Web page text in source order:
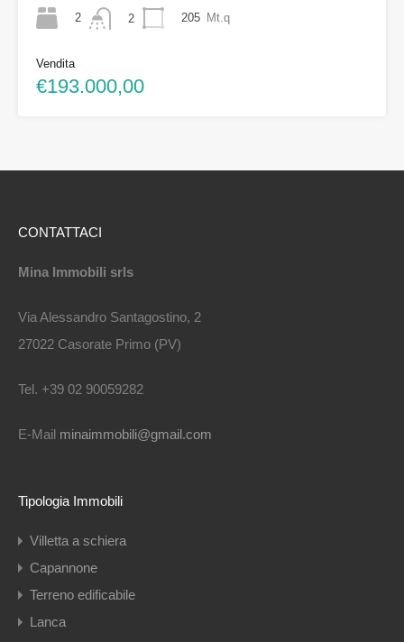
2
2
205 Mt.q
Vendita
€193.000,00
CONTATTACI
Mina Immobili srls
Via Alessandro Santagostino, 2
27022 Casorate Primo (PV)
Tel. +39 02 90059282
E-Mail minaimmobili@gmail.com
Tipologia Immobili
Villetta a schiera
Capannone
Terreno edificabile
Lanca